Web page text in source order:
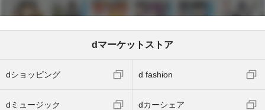
dマーケットストア
dショッピング d fashion
dミュージック dカーシェア